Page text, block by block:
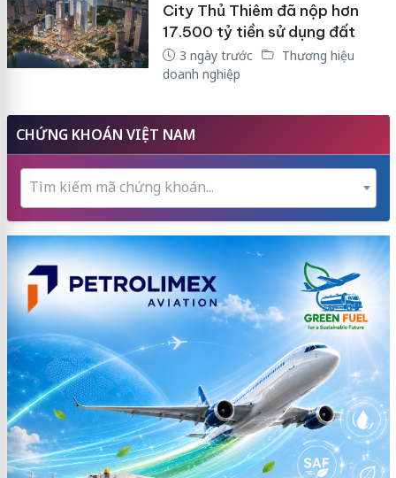
City Thủ Thiêm đã nộp hơn
17.500 tỷ tiền sử dụng đất
3 ngày trước
Thương hiệu
doanh nghiệp
CHỨNG KHOÁN VIỆT NAM
Tìm kiếm mã chứng khoán...